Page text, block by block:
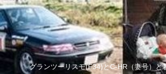
グランツーリスモ(F34)とC-HR（妻号）